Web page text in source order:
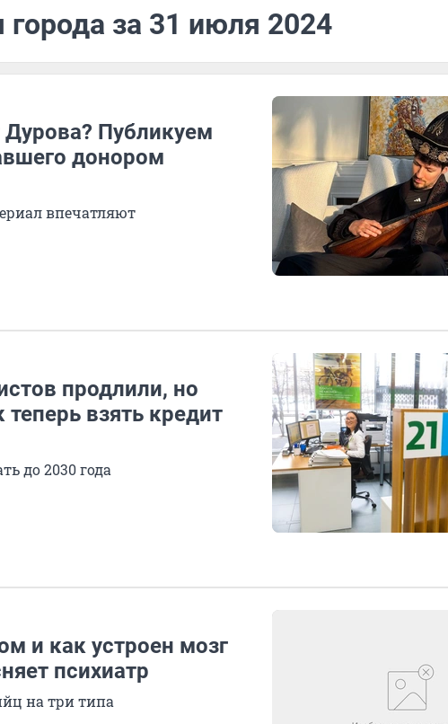
за 31 июля 2024
Дурова? Публикуем
донором
впечатляют
продлили, но
взять кредит
до 2030 года
и как устроен мозг
психиатр
на три типа